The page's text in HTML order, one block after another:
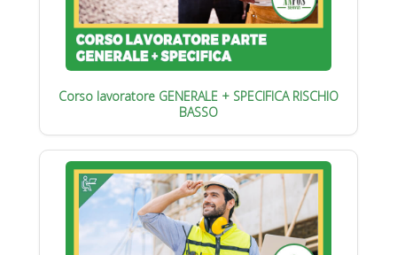
Corso lavoratore GENERALE + SPECIFICA RISCHIO
BASSO